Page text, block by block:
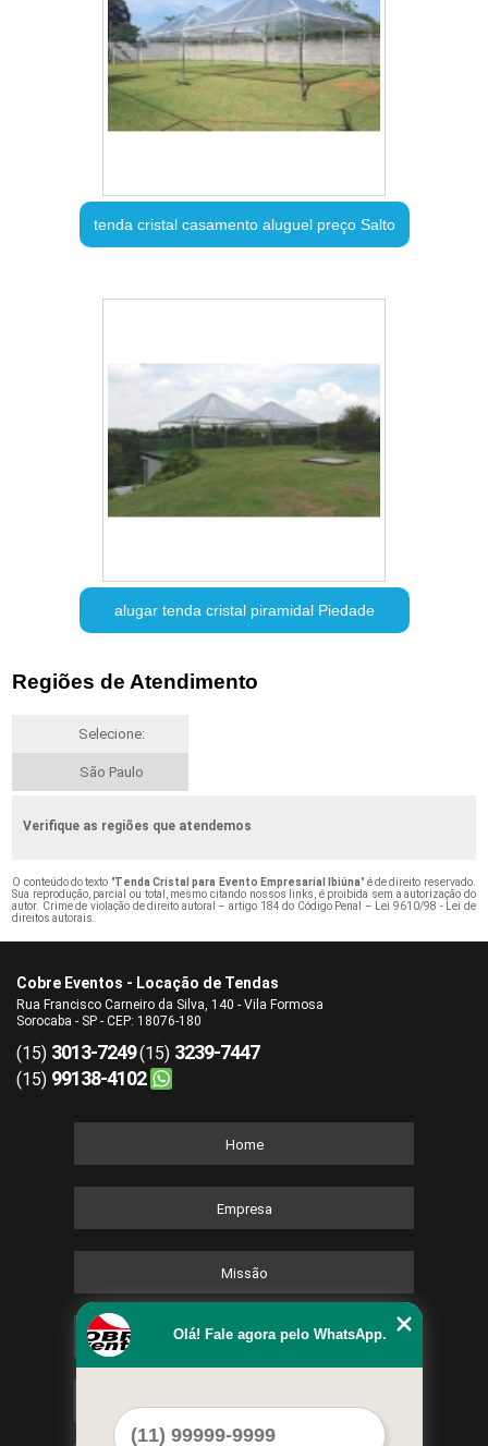
tenda cristal casamento aluguel preço Salto
alugar tenda cristal piramidal Piedade
Regiões de Atendimento
Selecione:
São Paulo
Verifique as regiões que atendemos
O conteúdo do texto "Tenda Cristal para Evento Empresarial Ibiúna" é de direito reservado.
Sua reprodução, parcial ou total, mesmo citando nossos links, é proibida sem a autorização do
autor. Crime de violação de direito autoral – artigo 184 do Código Penal – Lei 9610/98 - Lei de
direitos autorais.
Cobre Eventos - Locação de Tendas
Rua Francisco Carneiro da Silva, 140 - Vila Formosa
Sorocaba - SP - CEP: 18076-180
(15) 3013-7249(15) 3239-7447
(15) 99138-4102
Home
Empresa
Missão
Serviços
Olá! Fale agora pelo WhatsApp.